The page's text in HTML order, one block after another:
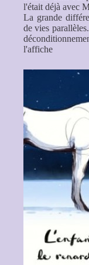
l'était déjà avec
La grande
de vies
l'affiche